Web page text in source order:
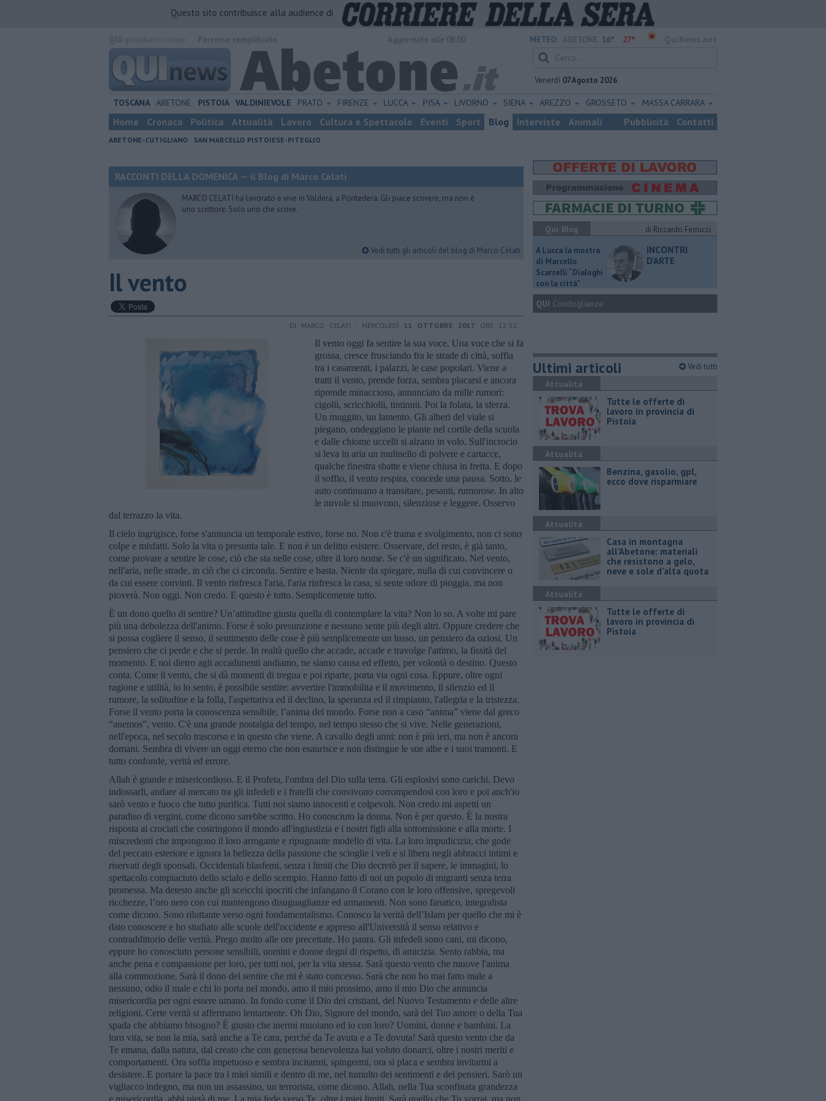
Questo sito contribuisce alla audience di
METEO: 16° 27°
Venerdì 07 Agosto 2026
TOSCANA ABETONE PISTOIA VALDINIEVOLE PRATO FIRENZE LUCCA PISA LIVORNO SIENA AREZZO GROSSETO MASSA CARRARA
Home Cronaca Politica Attualità Lavoro Cultura e Spettacolo Eventi Sport Blog Interviste Animali Pubblicità Contatti
ABETONE-CUTIGLIANO SAN MARCELLO PISTOIESE-PITEGLIO
RACCONTI DELLA DOMENICA — il Blog di Marco Celati
MARCO CELATI ha lavorato e vive in Valdera, a Pontedera. Gli piace scrivere, ma non è
uno scrittore. Solo uno che scrive.
Vedi tutti gli articoli del blog di Marco Celati
Il vento
DI MARCO CELATI - MERCOLEDÌ 11 OTTOBRE 2017 ORE 12:52
Il vento oggi fa sentire la sua voce. Una voce che si fa
grossa, cresce frusciando fra le strade di città, soffia
tra i casamenti, i palazzi, le case popolari. Viene a
tratti il vento, prende forza, sembra placarsi e ancora
riprende minaccioso, annunciato da mille rumori:
cigolii, scricchiolii, tintinnii. Poi la folata, la sferza.
Un muggito, un lamento. Gli alberi del viale si
piegano, ondeggiano le piante nel cortile della scuola
e dalle chiome uccelli si alzano in volo. Sull'incrocio
si leva in aria un mulinello di polvere e cartacce,
qualche finestra sbatte e viene chiusa in fretta. E dopo
il soffio, il vento respira, concede una pausa. Sotto, le
auto continuano a transitare, pesanti, rumorose. In alto
le nuvole si muovono, silenziose e leggere. Osservo
dal terrazzo la vita.
Il cielo ingrigisce, forse s'annuncia un temporale estivo, forse no. Non c'è trama e svolgimento, non ci sono
colpe e misfatti. Solo la vita o presunta tale. E non è un delitto esistere. Osservare, del resto, è già tanto,
come provare a sentire le cose, ciò che sta nelle cose, oltre il loro nome. Se c'è un significato. Nel vento,
nell'aria, nelle strade, in ciò che ci circonda. Sentire e basta. Niente da spiegare, nulla di cui convincere o
da cui essere convinti. Il vento rinfresca l'aria, l'aria rinfresca la casa, si sente odore di pioggia, ma non
pioverà. Non oggi. Non credo. E questo è tutto. Semplicemente tutto.
È un dono quello di sentire? Un’attitudine giusta quella di contemplare la vita? Non lo so. A volte mi pare
più una debolezza dell'animo. Forse è solo presunzione e nessuno sente più degli altri. Oppure credere che
si possa cogliere il senso, il sentimento delle cose è più semplicemente un lusso, un pensiero da oziosi. Un
pensiero che ci perde e che si perde. In realtà quello che accade, accade e travolge l'attimo, la fissità del
momento. E noi dietro agli accadimenti andiamo, ne siamo causa ed effetto, per volontà o destino. Questo
conta. Come il vento, che si dà momenti di tregua e poi riparte, porta via ogni cosa. Eppure, oltre ogni
ragione e utilità, io lo sento, è possibile sentire: avvertire l'immobilita e il movimento, il silenzio ed il
rumore, la solitudine e la folla, l'aspettativa ed il declino, la speranza ed il rimpianto, l'allegria e la tristezza.
Forse il vento porta la conoscenza sensibile, l’anima del mondo. Forse non a caso “anima” viene dal greco
“anemos”, vento. C'è una grande nostalgia del tempo, nel tempo stesso che si vive. Nelle generazioni,
nell'epoca, nel secolo trascorso e in questo che viene. A cavallo degli anni: non è più ieri, ma non è ancora
domani. Sembra di vivere un oggi eterno che non esaurisce e non distingue le sue albe e i suoi tramonti. E
tutto confonde, verità ed errore.
Allah è grande e misericordioso. E il Profeta, l'ombra del Dio sulla terra. Gli esplosivi sono carichi. Devo
indossarli, andare al mercato tra gli infedeli e i fratelli che convivono corrompendosi con loro e poi anch'io
sarò vento e fuoco che tutto purifica. Tutti noi siamo innocenti e colpevoli. Non credo mi aspetti un
paradiso di vergini, come dicono sarebbe scritto. Ho conosciuto la donna. Non è per questo. È la nostra
risposta ai crociati che costringono il mondo all'ingiustizia e i nostri figli alla sottomissione e alla morte. I
miscredenti che impongono il loro arrogante e ripugnante modello di vita. La loro impudicizia, che gode
del peccato esteriore e ignora la bellezza della passione che scioglie i veli e si libera negli abbracci intimi e
riservati degli sponsali. Occidentali blasfemi, senza i limiti che Dio decretò per il sapere, le immagini, lo
spettacolo compiaciuto dello scialo e dello scempio. Hanno fatto di noi un popolo di migranti senza terra
promessa. Ma detesto anche gli sceicchi ipocriti che infangano il Corano con le loro offensive, spregevoli
ricchezze, l’oro nero con cui mantengono disuguaglianze ed armamenti. Non sono fanatico, integralista
come dicono. Sono riluttante verso ogni fondamentalismo. Conosco la verità dell’Islam per quello che mi è
dato conoscere e ho studiato alle scuole dell'occidente e appreso all'Università il senso relativo e
contraddittorio delle verità. Prego molto alle ore precettate. Ho paura. Gli infedeli sono cani, mi dicono,
eppure ho conosciuto persone sensibili, uomini e donne degni di rispetto, di amicizia. Sento rabbia, ma
anche pena e compassione per loro, per tutti noi, per la vita stessa. Sarà questo vento che muove l'anima
alla commozione. Sarà il dono del sentire che mi è stato concesso. Sarà che non ho mai fatto male a
nessuno, odio il male e chi lo porta nel mondo, amo il mio prossimo, amo il mio Dio che annuncia
misericordia per ogni essere umano. In fondo come il Dio dei cristiani, del Nuovo Testamento e delle altre
religioni. Certe verità si affermano lentamente. Oh Dio, Signore del mondo, sarà del Tuo amore o della Tua
spada che abbiamo bisogno? È giusto che inermi muoiano ed io con loro? Uomini, donne e bambini. La
loro vita, se non la mia, sarà anche a Te cara, perché da Te avuta e a Te dovuta! Sarà questo vento che da
Te emana, dalla natura, dal creato che con generosa benevolenza hai voluto donarci, oltre i nostri meriti e
comportamenti. Ora soffia impetuoso e sembra incitarmi, spingermi, ora si placa e sembra invitarmi a
desistere. E portare la pace tra i miei simili e dentro di me, nel tumulto dei sentimenti e dei pensieri. Sarò un
vigliacco indegno, ma non un assassino, un terrorista, come dicono. Allah, nella Tua sconfinata grandezza
e misericordia, abbi pietà di me. La mia fede verso Te, oltre i miei limiti. Sarà quello che Tu vorrai, ma non
Qui Blog
di Riccardo Ferrucci
A Lucca la mostra
di Marcello
Scarselli “Dialoghi
con la città"
INCONTRI
D'ARTE
QUI Condoglianze
Ultimi articoli Vedi tutti
Attualità
​Tutte le offerte di
lavoro in provincia di
Pistoia
Attualità
​Benzina, gasolio, gpl,
ecco dove risparmiare
Attualità
Casa in montagna
all’Abetone: materiali
che resistono a gelo,
neve e sole d’alta quota
Attualità
​Tutte le offerte di
lavoro in provincia di
Pistoia